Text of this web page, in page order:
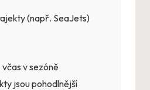
(např. SeaJets)
v sezóně
jsou pohodlnější